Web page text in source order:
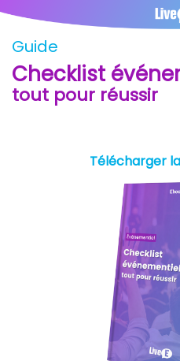
Guide
Checklist
tout pour réussir
Télécharger